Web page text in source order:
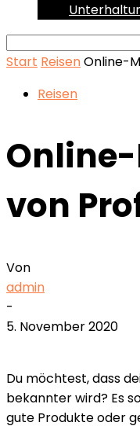
Start ReisenOnline-
Reisen
von
Von
admin
-
5. November 2020
Du möchtest, dass
bekannter wird? Es
gute Produkte oder